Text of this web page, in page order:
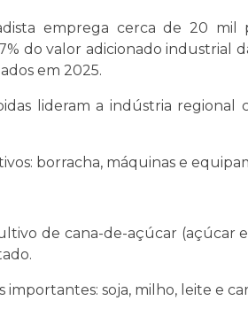
emprega cerca de 20 mil
do valor adicionado industrial
em 2025.
lideram a indústria regional
borracha, máquinas e
de cana-de-açúcar (açúcar
soja, milho, leite e